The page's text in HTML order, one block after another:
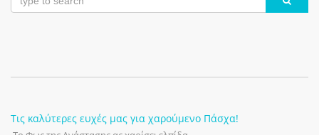
Τις καλύτερες ευχές μας για χαρούμενο Πάσχα!